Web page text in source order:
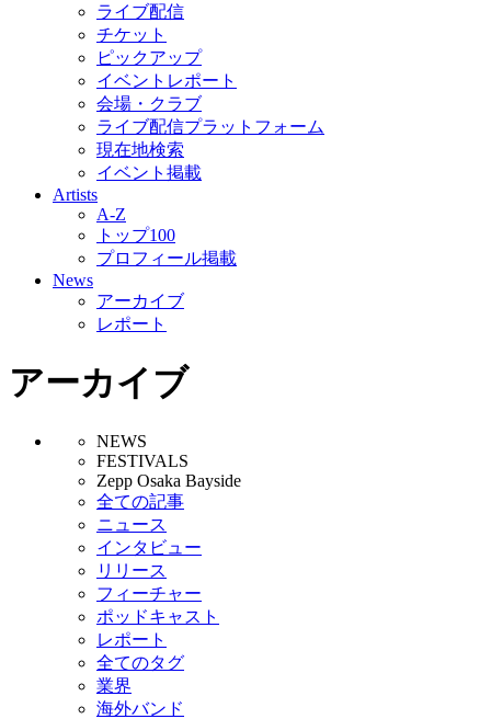
ライブ配信
チケット
ピックアップ
イベントレポート
会場・クラブ
ライブ配信プラットフォーム
現在地検索
イベント掲載
Artists
A-Z
トップ100
プロフィール掲載
News
アーカイブ
レポート
アーカイブ
NEWS
FESTIVALS
Zepp Osaka Bayside
全ての記事
ニュース
インタビュー
リリース
フィーチャー
ポッドキャスト
レポート
全てのタグ
業界
海外バンド